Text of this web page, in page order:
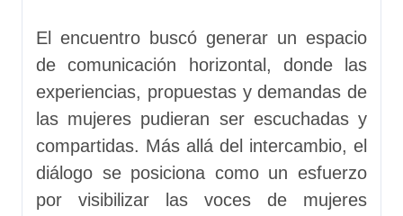
El encuentro buscó generar un espacio
de comunicación horizontal, donde las
experiencias, propuestas y demandas de
las mujeres pudieran ser escuchadas y
compartidas. Más allá del intercambio, el
diálogo se posiciona como un esfuerzo
por visibilizar las voces de mujeres